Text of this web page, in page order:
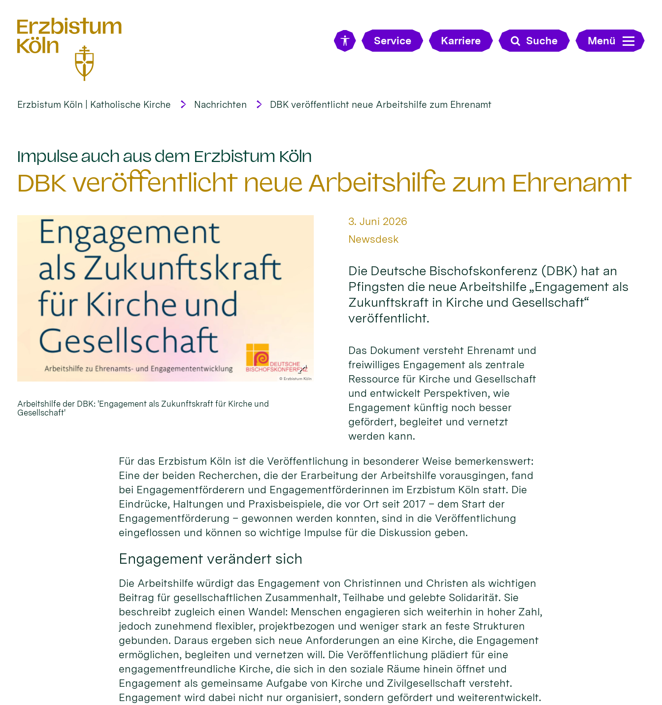
Service Karriere Suche Menü
Erzbistum Köln | Katholische Kirche Nachrichten DBK veröffentlicht neue Arbeitshilfe zum Ehrenamt
Impulse auch aus dem Erzbistum Köln
DBK veröffentlicht neue Arbeitshilfe zum Ehrenamt
© Erzbistum Köln
Arbeitshilfe der DBK: 'Engagement als Zukunftskraft für Kirche und
Gesellschaft'
Datum:
3. Juni 2026
Von:
Newsdesk
Die Deutsche Bischofskonferenz (DBK) hat an
Pfingsten die neue Arbeitshilfe „Engagement als
Zukunftskraft in Kirche und Gesellschaft“
veröffentlicht.
Das Dokument versteht Ehrenamt und
freiwilliges Engagement als zentrale
Ressource für Kirche und Gesellschaft
und entwickelt Perspektiven, wie
Engagement künftig noch besser
gefördert, begleitet und vernetzt
werden kann.
Für das Erzbistum Köln ist die Veröffentlichung in besonderer Weise bemerkenswert:
Eine der beiden Recherchen, die der Erarbeitung der Arbeitshilfe vorausgingen, fand
bei Engagementförderern und Engagementförderinnen im Erzbistum Köln statt. Die
Eindrücke, Haltungen und Praxisbeispiele, die vor Ort seit 2017 – dem Start der
Engagementförderung – gewonnen werden konnten, sind in die Veröffentlichung
eingeflossen und können so wichtige Impulse für die Diskussion geben.
Engagement verändert sich
Die Arbeitshilfe würdigt das Engagement von Christinnen und Christen als wichtigen
Beitrag für gesellschaftlichen Zusammenhalt, Teilhabe und gelebte Solidarität. Sie
beschreibt zugleich einen Wandel: Menschen engagieren sich weiterhin in hoher Zahl,
jedoch zunehmend flexibler, projektbezogen und weniger stark an feste Strukturen
gebunden. Daraus ergeben sich neue Anforderungen an eine Kirche, die Engagement
ermöglichen, begleiten und vernetzen will. Die Veröffentlichung plädiert für eine
engagementfreundliche Kirche, die sich in den soziale Räume hinein öffnet und
Engagement als gemeinsame Aufgabe von Kirche und Zivilgesellschaft versteht.
Engagement wird dabei nicht nur organisiert, sondern gefördert und weiterentwickelt.